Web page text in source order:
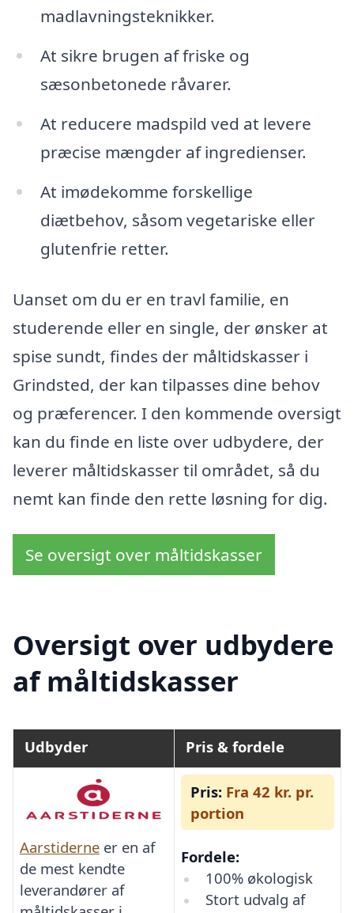
madlavningsteknikker.
At sikre brugen af friske og
sæsonbetonede råvarer.
At reducere madspild ved at levere
præcise mængder af ingredienser.
At imødekomme forskellige
diætbehov, såsom vegetariske eller
glutenfrie retter.
Uanset om du er en travl familie, en
studerende eller en single, der ønsker at
spise sundt, findes der måltidskasser i
Grindsted, der kan tilpasses dine behov
og præferencer. I den kommende oversigt
kan du finde en liste over udbydere, der
leverer måltidskasser til området, så du
nemt kan finde den rette løsning for dig.
Se oversigt over måltidskasser
Oversigt over udbydere
af måltidskasser
Udbyder Pris & fordele
Aarstiderne er en af
de mest kendte
leverandører af
Pris: Fra 42 kr. pr.
portion
Fordele:
100% økologisk
Stort udvalg af